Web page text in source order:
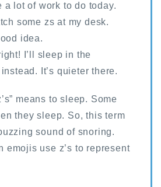
a lot of work to do today.
some zs at my desk.
idea.
I’ll sleep in the
It’s quieter there.
means to sleep. Some
they sleep. So, this term
sound of snoring.
emojis use z’s to represent